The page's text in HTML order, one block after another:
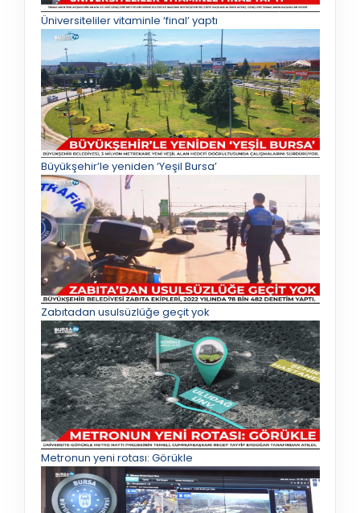
Üniversiteliler vitaminle ‘final’ yaptı
Büyükşehir’le yeniden ‘Yeşil Bursa’
Zabıtadan usulsüzlüğe geçit yok
Metronun yeni rotası: Görükle